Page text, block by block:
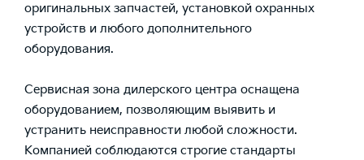
оригинальных запчастей, установкой охранных
устройств и любого дополнительного
оборудования.
Сервисная зона дилерского центра оснащена
оборудованием, позволяющим выявить и
устранить неисправности любой сложности.
Компанией соблюдаются строгие стандарты